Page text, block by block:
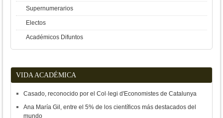
Supernumerarios
Electos
Académicos Difuntos
VIDA ACADÉMICA
Casado, reconocido por el Col·legi d'Economistes de Catalunya
Ana María Gil, entre el 5% de los científicos más destacados del
mundo